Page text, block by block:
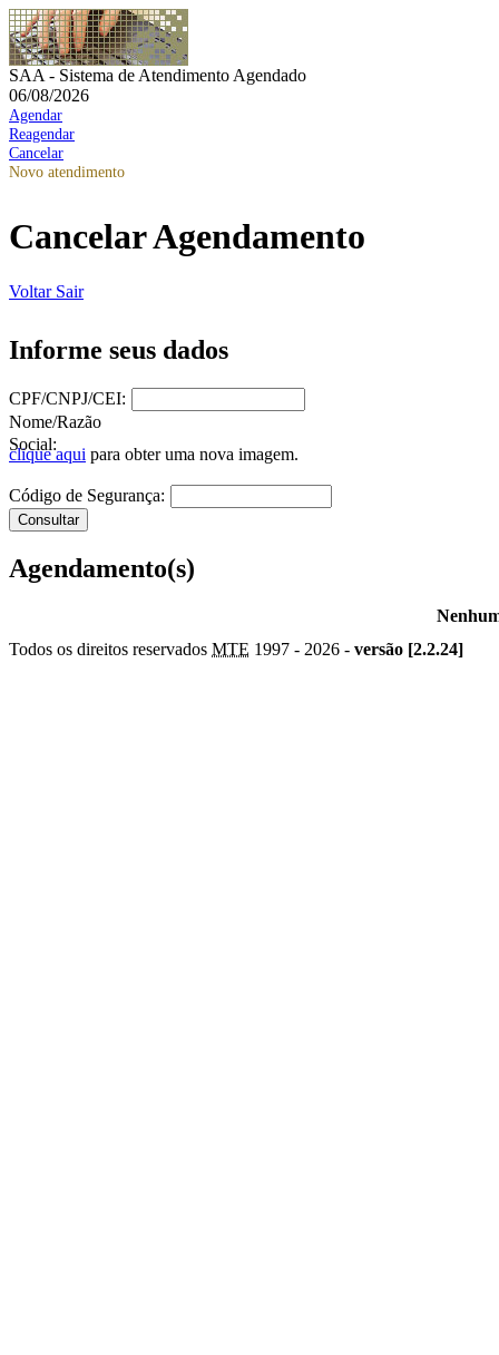
SAA - Sistema de Atendimento Agendado
06/08/2026
Agendar
Reagendar
Cancelar
Novo atendimento
Cancelar Agendamento
Voltar Sair
Informe seus dados
CPF/CNPJ/CEI:
Nome/Razão
Social:
clique aqui para obter uma nova imagem.
Código de Segurança:
Agendamento(s)
Todos os direitos reservados MTE 1997 - 2026 - versão [2.2.24]